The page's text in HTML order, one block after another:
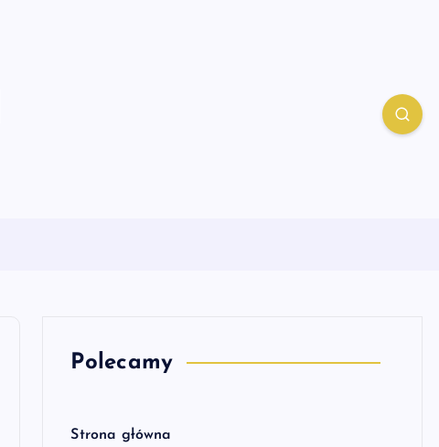
Polecamy
Strona główna